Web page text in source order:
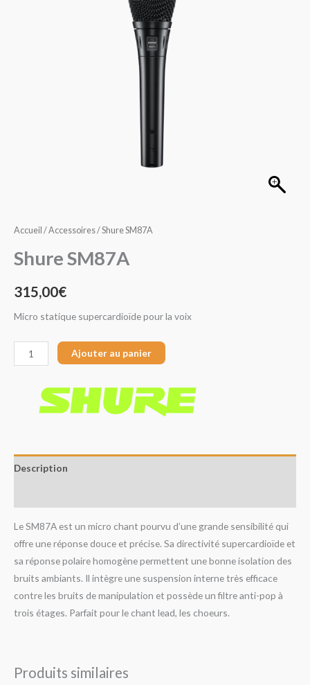
Accueil /Accessoires/ Shure SM87A
Shure SM87A
315,00€
Micro statique supercardioïde pour la voix
Ajouter au panier
Description
Le SM87A est un micro chant pourvu d’une grande sensibilité qui
offre une réponse douce et précise. Sa directivité supercardioïde et
sa réponse polaire homogène permettent une bonne isolation des
bruits ambiants. Il intègre une suspension interne très efficace
contre les bruits de manipulation et possède un filtre anti-pop à
trois étages. Parfait pour le chant lead, les choeurs.
Produits similaires